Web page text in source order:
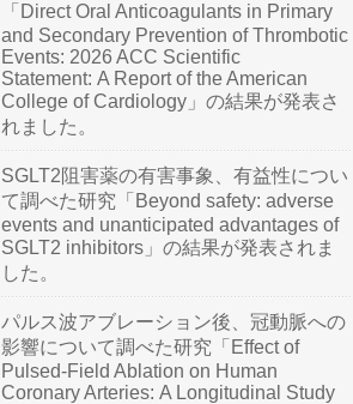
「Direct Oral Anticoagulants in Primary
and Secondary Prevention of Thrombotic
Events: 2026 ACC Scientific
Statement: A Report of the American
College of Cardiology」の結果が発表さ
れました。
SGLT2阻害薬の有害事象、有益性につい
て調べた研究「Beyond safety: adverse
events and unanticipated advantages of
SGLT2 inhibitors」の結果が発表されま
した。
パルス波アブレーション後、冠動脈への
影響について調べた研究「Effect of
Pulsed-Field Ablation on Human
Coronary Arteries: A Longitudinal Study